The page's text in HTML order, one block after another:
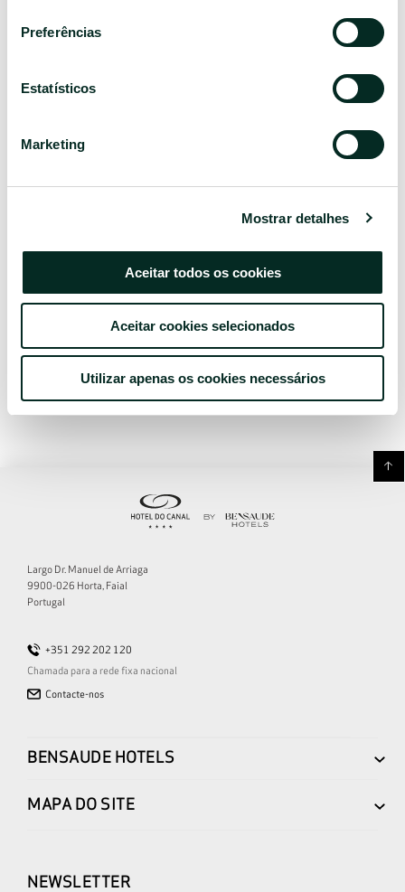
Preferências
Estatísticos
Marketing
Mostrar detalhes
Aceitar todos os cookies
Aceitar cookies selecionados
Utilizar apenas os cookies necessários
Standard: 62. Estes quartos têm uma dimensão média de
Largo Dr. Manuel de Arriaga
9900-026 Horta, Faial
Portugal
+351 292 202 120
Chamada para a rede fixa nacional
Contacte-nos
BENSAUDE HOTELS
MAPA DO SITE
NEWSLETTER